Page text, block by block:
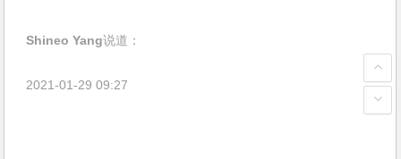
Shineo Yang说道：
2021-01-29 09:27